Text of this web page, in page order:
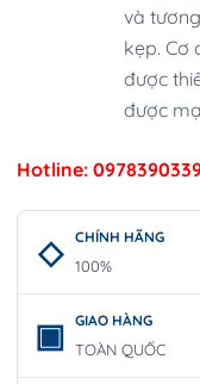
và
kẹp. Cơ
được
được
Hotline:
CHÍNH HÃNG
100%
GIAO HÀNG
TOÀN QUỐC